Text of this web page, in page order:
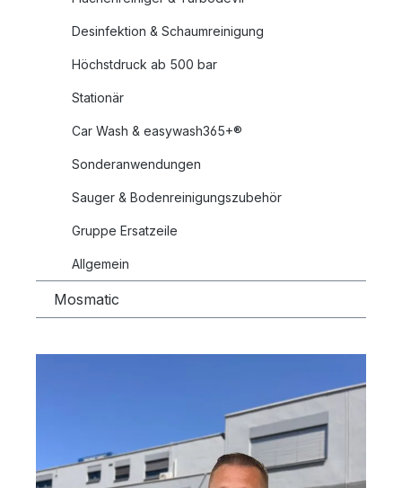
Desinfektion & Schaumreinigung
Höchstdruck ab 500 bar
Stationär
Car Wash & easywash365+®
Sonderanwendungen
Sauger & Bodenreinigungszubehör
Gruppe Ersatzeile
Allgemein
Mosmatic